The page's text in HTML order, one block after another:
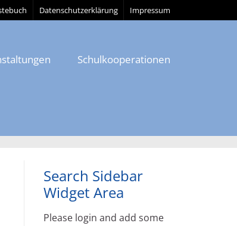
Datenschutzerklärung Impressum
Schulkooperationen
Search Sidebar
Widget Area
Please login and add some